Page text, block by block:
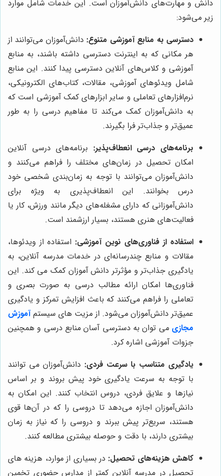
دانش و مهارت‌های دانش‌آموزان است. این خدمات شامل موارد
زیر می‌شود:
دسترسی به منابع آموزشی متنوع: دانش‌آموزان می‌توانند از
هر مکانی که به اینترنت دسترسی داشته باشند، به منابع
آموزشی و کلاس‌های آنلاین دسترسی پیدا کنند. این منابع
شامل ویدئوهای آموزشی، مقالات، کتاب‌های الکترونیکی،
نرم‌افزارهای تعاملی و سایر ابزارهای کمک آموزشی است که
به دانش‌آموزان کمک می‌کند تا مفاهیم درسی را به طور
عمیق‌تر و جذاب‌تر فرا بگیرند.
برنامه‌های درسی انعطاف‌پذیر: برنامه‌های درسی آنلاین
امکان تحصیل در زمان‌های مختلف را فراهم می‌کنند و
دانش‌آموزان می‌توانند با توجه به زمان‌بندی شخصی خود
درس بخوانند. این انعطاف‌پذیری به ویژه برای
دانش‌آموزانی که دارای مشغله‌های دیگر مانند ورزش، کار یا
فعالیت‌های هنری هستند، بسیار ارزشمند است.
استفاده از فناوری‌های نوین آموزشی: استفاده از ویدئوها،
مقالات و منابع چندرسانه‌ای در خدمات مدرسه آنلاین، به
یادگیری جذاب‌تر و مؤثرتر دانش آموزان کمک می کند. این
فناوری‌ها امکان ارائه مطالب درسی به صورت بصری و
تعاملی را فراهم می‌کنند که باعث افزایش تمرکز و یادگیری
عمیق‌تر دانش‌آموزان می‌شود. از مزیت های سیستمآموزش
مجازی می توان به دسترسی آسان منابع درسی و همچنین
جزوات آموزشی اشاره کرد.
یادگیری متناسب با سرعت فردی: دانش‌آموزان می توانند
با توجه به سرعت یادگیری خود پیش بروند و بر اساس
نیازها و علایق فردی، دروس انتخاب کنند. این امکان به
دانش‌آموزان اجازه می‌دهد تا دروسی را که در آن‌ها قوی
هستند، سریع‌تر پیش ببرند و دروسی را که نیاز به زمان
بیشتری دارند، با دقت و حوصله بیشتری مطالعه کنند.
کاهش هزینه‌های تحصیل: در بسیاری از موارد، هزینه های
تحصیل در مدرسه آنلاین کمتر از مدارس حضوری تخمین